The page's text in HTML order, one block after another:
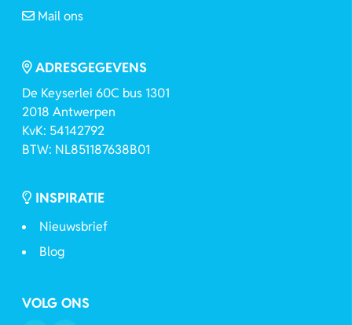
Mail ons
ADRESGEGEVENS
De Keyserlei 60C bus 1301
2018 Antwerpen
KvK: 54142792
BTW: NL851187638B01
INSPIRATIE
Nieuwsbrief
Blog
VOLG ONS